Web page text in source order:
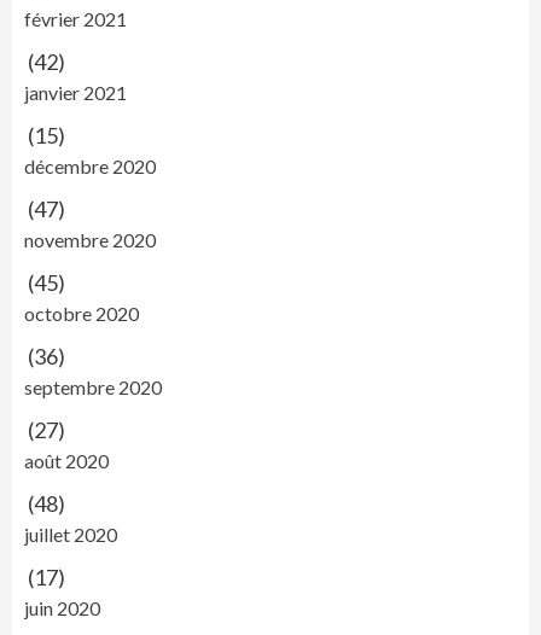
février 2021
(42)
janvier 2021
(15)
décembre 2020
(47)
novembre 2020
(45)
octobre 2020
(36)
septembre 2020
(27)
août 2020
(48)
juillet 2020
(17)
juin 2020